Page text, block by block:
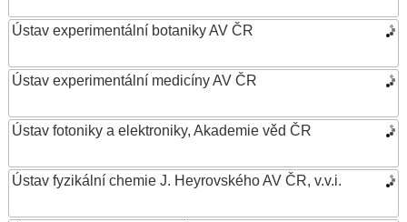
Ústav experimentální botaniky AV ČR
Ústav experimentální medicíny AV ČR
Ústav fotoniky a elektroniky, Akademie věd ČR
Ústav fyzikální chemie J. Heyrovského AV ČR, v.v.i.